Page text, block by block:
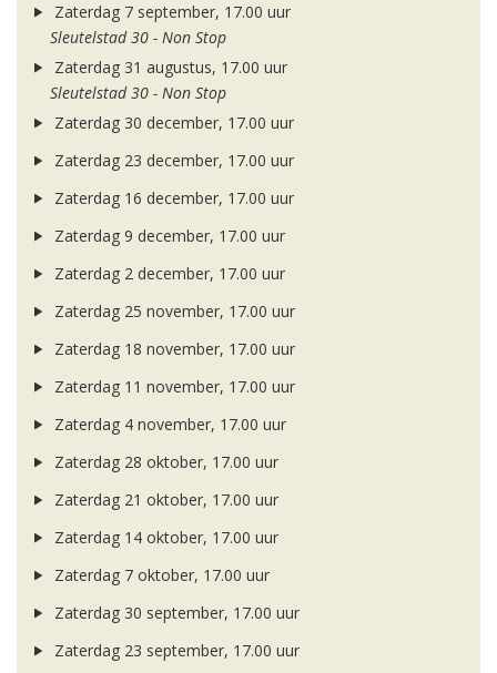
Zaterdag 7 september, 17.00 uur
Sleutelstad 30 - Non Stop
Zaterdag 31 augustus, 17.00 uur
Sleutelstad 30 - Non Stop
Zaterdag 30 december, 17.00 uur
Zaterdag 23 december, 17.00 uur
Zaterdag 16 december, 17.00 uur
Zaterdag 9 december, 17.00 uur
Zaterdag 2 december, 17.00 uur
Zaterdag 25 november, 17.00 uur
Zaterdag 18 november, 17.00 uur
Zaterdag 11 november, 17.00 uur
Zaterdag 4 november, 17.00 uur
Zaterdag 28 oktober, 17.00 uur
Zaterdag 21 oktober, 17.00 uur
Zaterdag 14 oktober, 17.00 uur
Zaterdag 7 oktober, 17.00 uur
Zaterdag 30 september, 17.00 uur
Zaterdag 23 september, 17.00 uur